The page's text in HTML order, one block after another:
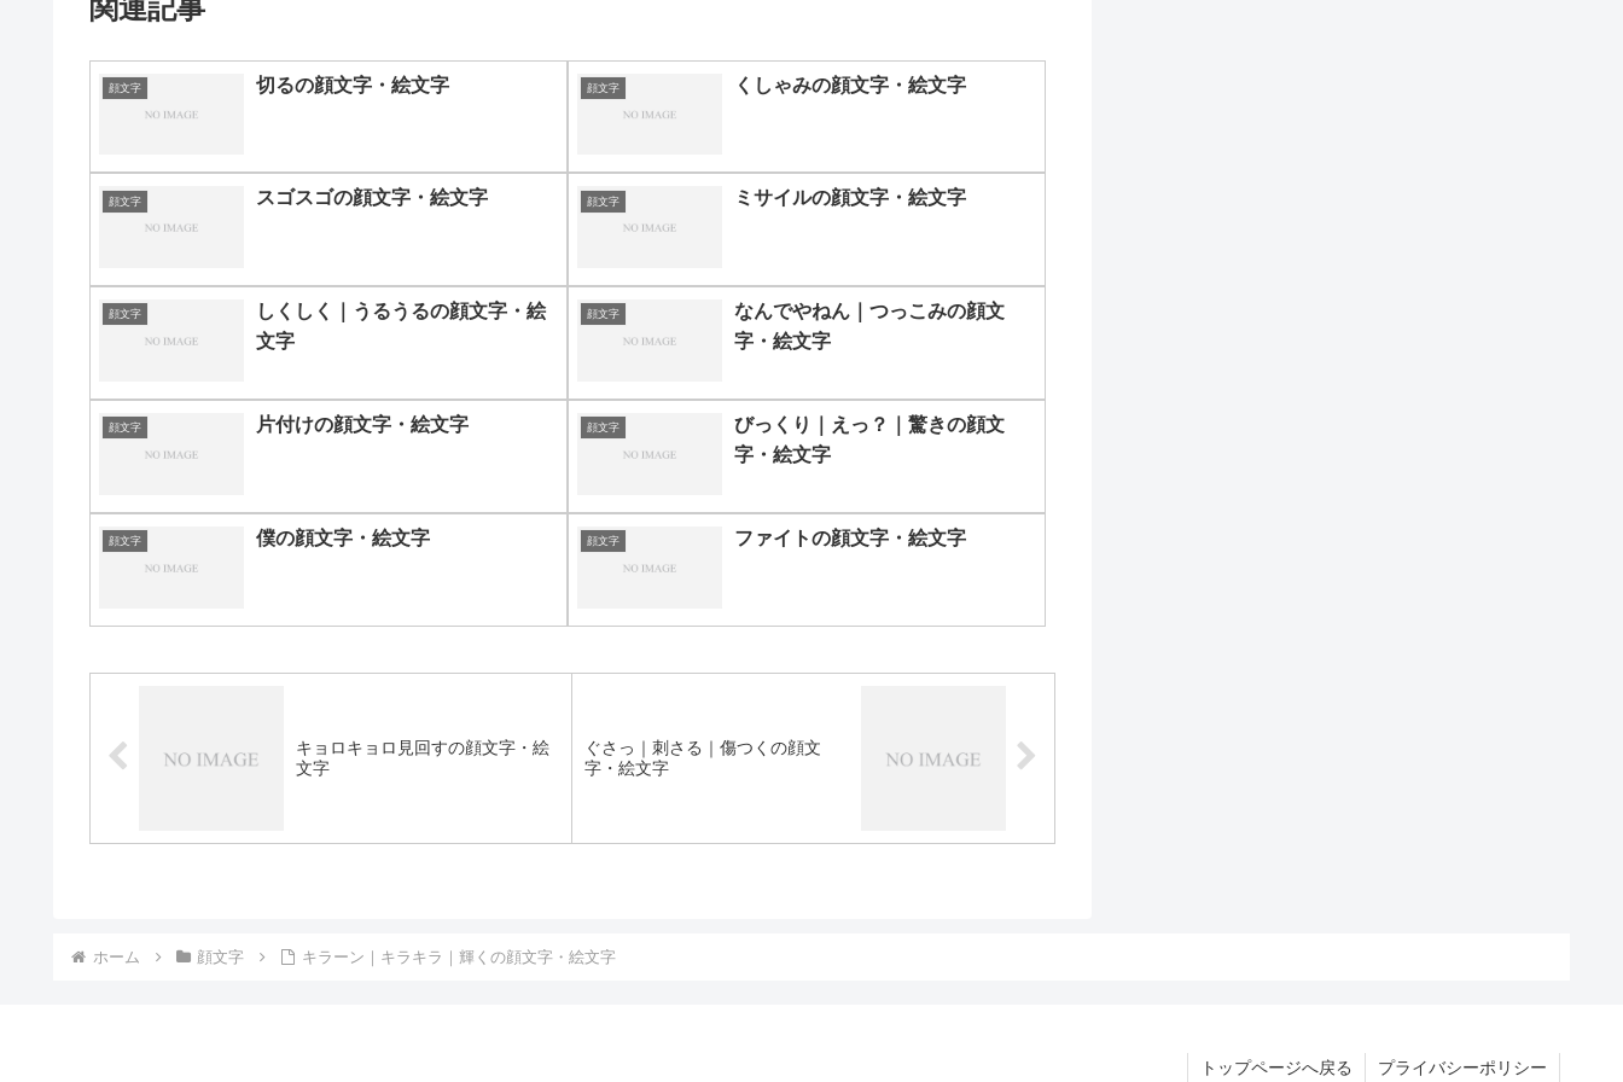
関連記事
顔文字 切るの顔文字・絵文字 顔文字 くしゃみの顔文字・絵文字
顔文字 スゴスゴの顔文字・絵文字 顔文字 ミサイルの顔文字・絵文字
顔文字
しくしく｜うるうるの顔文字・絵
文字
顔文字
なんでやねん｜つっこみの顔文
字・絵文字
顔文字 片付けの顔文字・絵文字 顔文字
びっくり｜えっ？｜驚きの顔文
字・絵文字
顔文字 僕の顔文字・絵文字 顔文字 ファイトの顔文字・絵文字
キョロキョロ見回すの顔文字・絵
文字
ぐさっ｜刺さる｜傷つくの顔文
字・絵文字
ホーム 顔文字 キラーン｜キラキラ｜輝くの顔文字・絵文字
トップページへ戻る プライバシーポリシー